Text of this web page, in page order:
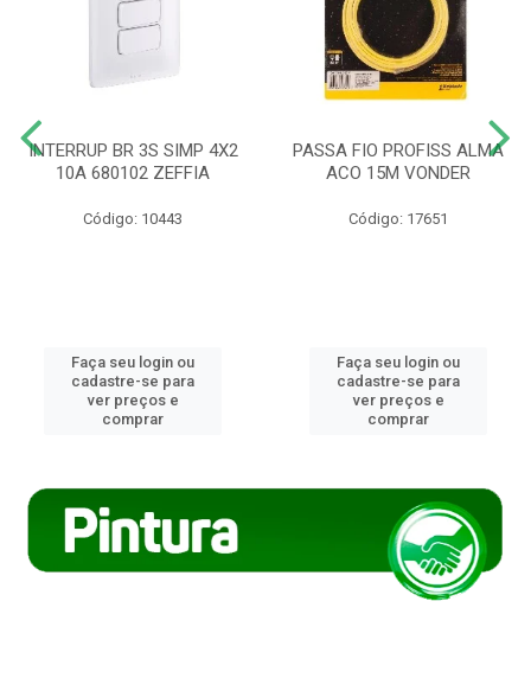
INTERRUP BR 3S SIMP 4X2
10A 680102 ZEFFIA
Código: 10443
Faça seu login ou
cadastre-se para
ver preços e
comprar
PASSA FIO PROFISS ALMA
ACO 15M VONDER
Código: 17651
Faça seu login ou
cadastre-se para
ver preços e
comprar